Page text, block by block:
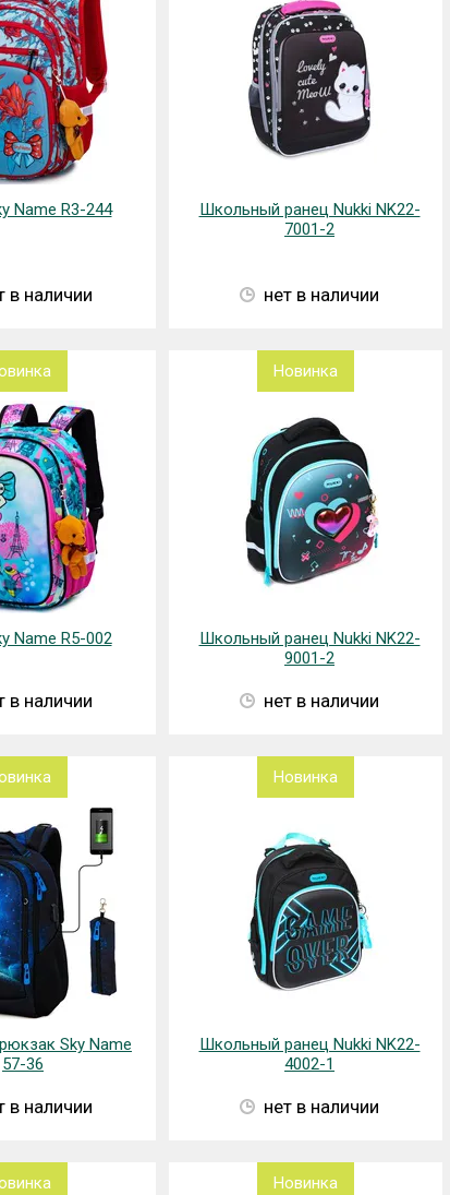
Name R3-244
в наличии
Школьный ранец Nukki NK22-
7001-2
нет в наличии
Name R5-002
в наличии
Новинка
Школьный ранец Nukki NK22-
9001-2
нет в наличии
Sky Name
57-36
в наличии
Новинка
Школьный ранец Nukki NK22-
4002-1
нет в наличии
Новинка